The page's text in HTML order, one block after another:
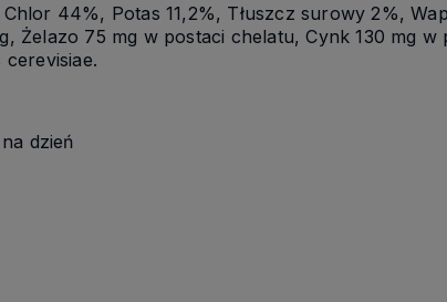
44%, Potas 11,2%, Tłuszcz surowy 2%,
Żelazo 75 mg w postaci chelatu, Cynk 130 mg w
dzień